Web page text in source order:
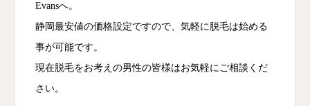
Evansへ。
静岡最安値の価格設定ですので、気軽に脱毛は始める
事が可能です。
現在脱毛をお考えの男性の皆様はお気軽にご相談くだ
さい。